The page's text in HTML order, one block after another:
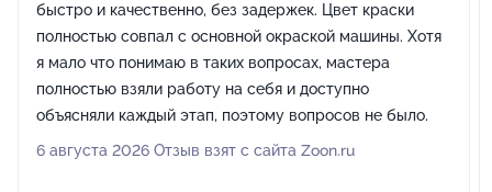
быстро и качественно, без задержек. Цвет краски
полностью совпал с основной окраской машины. Хотя
я мало что понимаю в таких вопросах, мастера
полностью взяли работу на себя и доступно
объясняли каждый этап, поэтому вопросов не было.
6 августа 2026 Отзыв взят с сайта Zoon.ru